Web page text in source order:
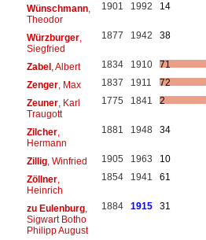
Wünschmann,
Theodor
1901 1992 14
Würzburger,
Siegfried
1877 1942 38
Zabel , Albert 1834 1910
71
Zenger, Max 1837 1911
72
Zeuner, Karl
Traugott
1775 1841 2
Zilcher,
Hermann
1881 1948 34
Zillig, Winfried 1905 1963
10
Zöllner,
Heinrich
1854 1941 61
zu Eulenburg,
Sigwart Botho
Philipp August
1884 1915 31